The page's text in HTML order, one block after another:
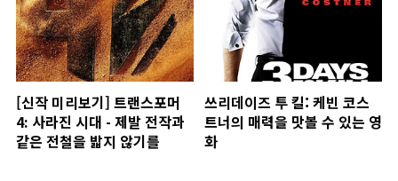
[신작 미리보기] 트랜스포머
4: 사라진 시대 - 제발 전작과
같은 전철을 밟지 않기를
쓰리데이즈 투 킬: 케빈 코스
트너의 매력을 맛볼 수 있는 영
화